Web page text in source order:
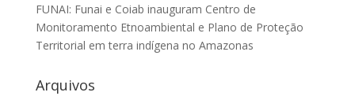
FUNAI: Funai e Coiab inauguram Centro de
Monitoramento Etnoambiental e Plano de Proteção
Territorial em terra indígena no Amazonas
Arquivos